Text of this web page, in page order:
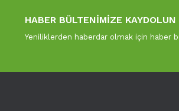
HABER BÜLTENİMİZE KAYDOLUN
Yeniliklerden haberdar olmak için haber